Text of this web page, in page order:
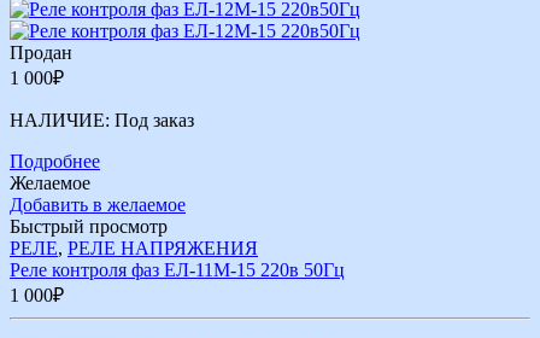
Продан
1 000₽
НАЛИЧИЕ: Под заказ
Подробнее
Желаемое
Добавить в желаемое
Быстрый просмотр
РЕЛЕ, РЕЛЕ НАПРЯЖЕНИЯ
Реле контроля фаз ЕЛ-11М-15 220в 50Гц
1 000₽